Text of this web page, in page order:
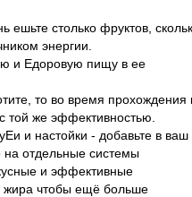
ешьте столько фруктов,
энергии.
и Едоровую пищу в ее
то во время
той же эффективностью.
и настойки - добавьте в
отдельные системы
и эффективные
жира чтобы ещё больше